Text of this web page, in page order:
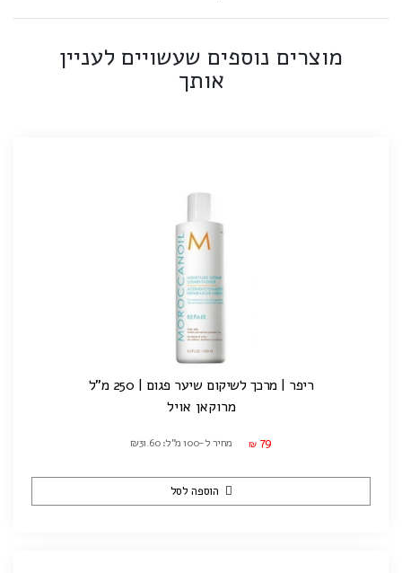
מוצרים נוספים שעשויים לעניין
אותך
ריפר | מרכך לשיקום שיער פגום | 250 מ"ל
מרוקאן אויל
₪ 79 מחיר ל-100 מ"ל: ₪31.60
הוספה לסל